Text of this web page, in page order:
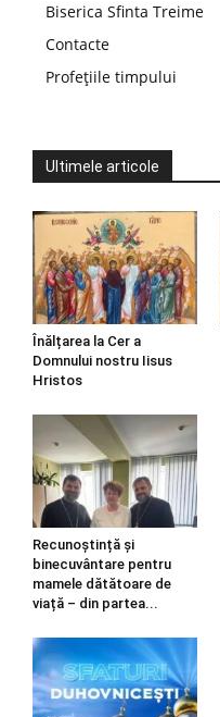
Biserica Sfinta Treime
Contacte
Profețiile timpului
Ultimele articole
Înălțarea la Cer a
Domnului nostru Iisus
Hristos
Recunoștință și
binecuvântare pentru
mamele dătătoare de
viață – din partea...